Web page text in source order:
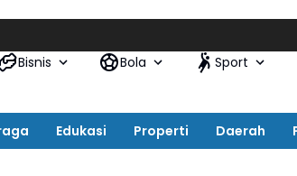
Bisnis Bola Sport
Edukasi Properti Daerah